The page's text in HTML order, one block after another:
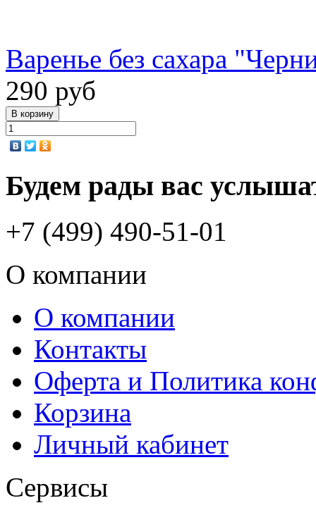
Варенье без сахара
290 руб
Будем рады вас
+7 (499) 490-51-01
О компании
О компании
Контакты
Оферта и Политика
Корзина
Личный кабинет
Сервисы